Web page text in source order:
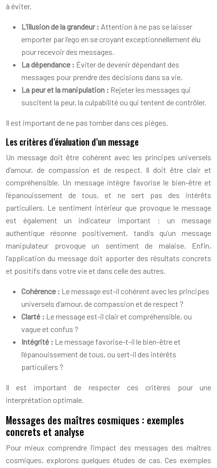
à éviter.
L’illusion de la grandeur : Attention à ne pas se laisser
emporter par l’ego en se croyant exceptionnellement élu
pour recevoir des messages.
La dépendance : Éviter de devenir dépendant des
messages pour prendre des décisions dans sa vie.
La peur et la manipulation : Rejeter les messages qui
suscitent la peur, la culpabilité ou qui tentent de contrôler.
Il est important de ne pas tomber dans ces pièges.
Les critères d’évaluation d’un message
Un message doit être cohérent avec les principes universels
d’amour, de compassion et de respect. Il doit être clair et
compréhensible. Un message intègre favorise le bien-être et
l’épanouissement de tous, et ne sert pas des intérêts
particuliers. Le sentiment intérieur que provoque le message
est également un indicateur important : un message
authentique résonne positivement, tandis qu’un message
manipulateur provoque un sentiment de malaise. Enfin,
l’application du message doit apporter des résultats concrets
et positifs dans votre vie et dans celle des autres.
Cohérence : Le message est-il cohérent avec les principes
universels d’amour, de compassion et de respect ?
Clarté : Le message est-il clair et compréhensible, ou
vague et confus ?
Intégrité : Le message favorise-t-il le bien-être et
l’épanouissement de tous, ou sert-il des intérêts
particuliers ?
Il est important de respecter ces critères pour une
interprétation optimale.
Messages des maîtres cosmiques : exemples
concrets et analyse
Pour mieux comprendre l’impact des messages des maîtres
cosmiques, explorons quelques études de cas. Ces exemples